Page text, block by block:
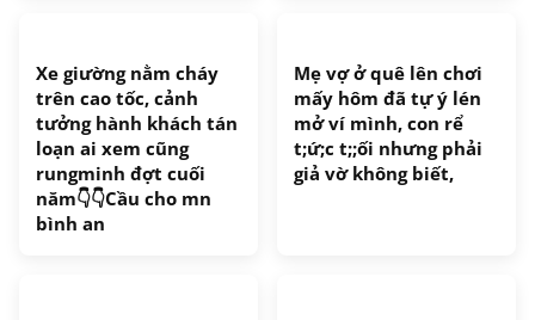
Xe giường nằm cháy
trên cao tốc, cảnh
tưởng hành khách tán
loạn ai xem cũng
rungminh đợt cuối
năm👇👇Cầu cho mn
bình an
Mẹ vợ ở quê lên chơi
mấy hôm đã tự ý lén
mở ví mình, con rể
t;ứ;c t;;ối nhưng phải
giả vờ không biết,